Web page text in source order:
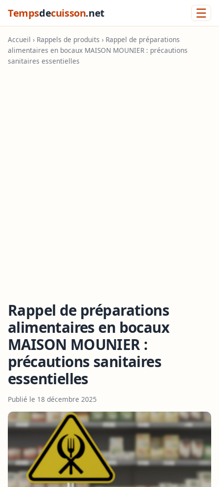
Tempsdecuisson.net ☰
Accueil › Rappels de produits › Rappel de préparations
alimentaires en bocaux MAISON MOUNIER : précautions
sanitaires essentielles
Rappel de préparations
alimentaires en bocaux
MAISON MOUNIER :
précautions sanitaires
essentielles
Publié le 18 décembre 2025